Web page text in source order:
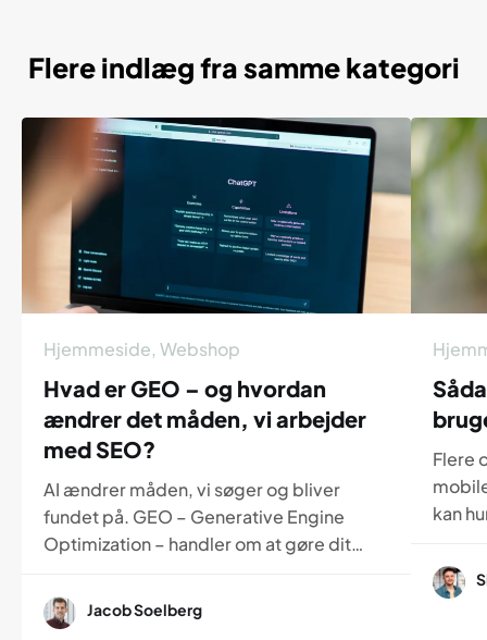
Flere indlæg fra samme kategori
Hjemmeside, Webshop
Hvad er GEO – og hvordan
ændrer det måden, vi arbejder
med SEO?
AI ændrer måden, vi søger og bliver
fundet på. GEO – Generative Engine
Optimization – handler om at gøre dit
og AI. Læs her, hvordan GEO adskiller sig
fra SEO, og hvorfor det bliver en vigtig
Jacob Soelberg
Flere
kan
til,